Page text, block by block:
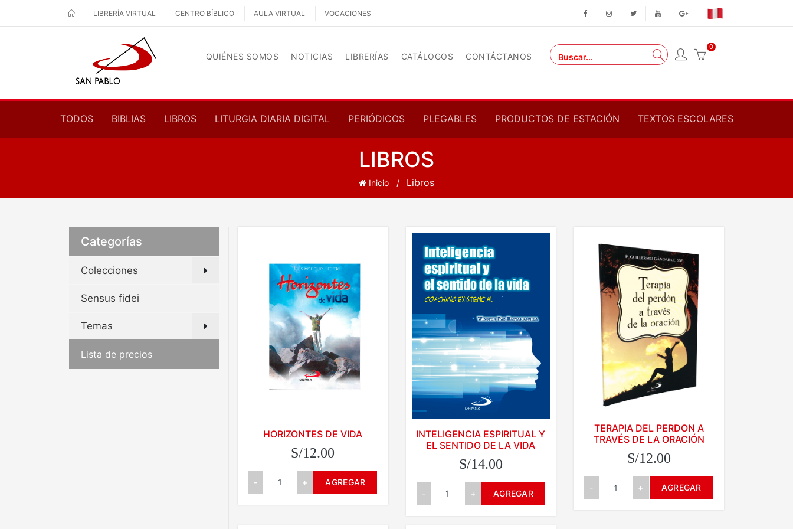
LIBRERÍA VIRTUAL CENTRO BÍBLICO AULA VIRTUAL VOCACIONES
QUIÉNES SOMOS NOTICIAS LIBRERÍAS CATÁLOGOS CONTÁCTANOS
0
TODOS BIBLIAS LIBROS LITURGIA DIARIA DIGITAL PERIÓDICOS PLEGABLES PRODUCTOS DE ESTACIÓN TEXTOS ESCOLARES
LIBROS
Inicio Libros
Categorías
Colecciones
Sensus fidei
Temas
Lista de precios
HORIZONTES DE VIDA
S/12.00
- + AGREGAR
INTELIGENCIA ESPIRITUAL Y
EL SENTIDO DE LA VIDA
S/14.00
- + AGREGAR
TERAPIA DEL PERDON A
TRAVÉS DE LA ORACIÓN
S/12.00
- + AGREGAR